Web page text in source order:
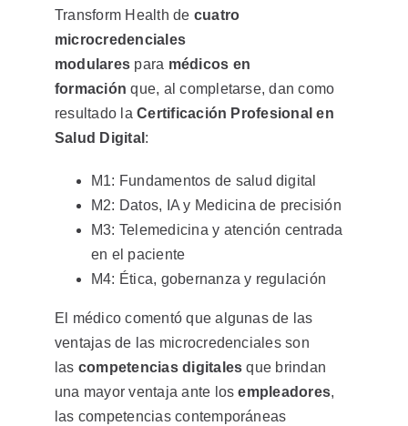
Transform Health de cuatro
microcredenciales
modulares para médicos en
formaciónque, al completarse, dan como
resultado laCertificación Profesional en
Salud Digital :
M1: Fundamentos de salud digital
M2: Datos, IA y Medicina de precisión
M3: Telemedicina y atención centrada
en el paciente
M4: Ética, gobernanza y regulación
El médico comentó que algunas de las
ventajas de las microcredenciales son
las competencias digitales que brindan
una mayor ventaja ante losempleadores,
las competencias contemporáneas